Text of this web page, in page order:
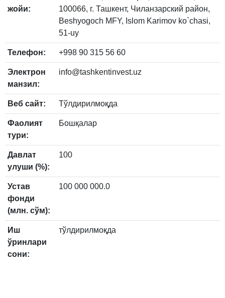
жойи:
100066, г. Ташкент, Чиланзарский район,
Beshyogoch MFY, Islom Karimov ko`chasi,
51-uy
Телефон: +998 90 315 56 60
Электрон
манзил:
info@tashkentinvest.uz
Веб сайт: Тўлдирилмоқда
Фаолият
тури:
Бошқалар
Давлат
улуши (%):
100
Устав
фонди
(млн. сўм):
100 000 000.0
Иш
ўринлари
сони:
тўлдирилмоқда